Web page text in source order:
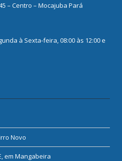
– Centro – Mocajuba Pará
à Sexta-feira, 08:00 às 12:00 e
Novo
em Mangabeira